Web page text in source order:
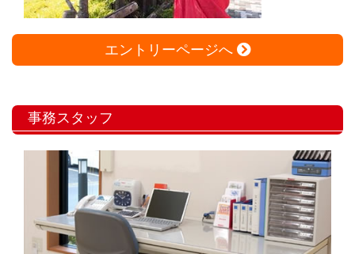
エントリーページへ
事務スタッフ